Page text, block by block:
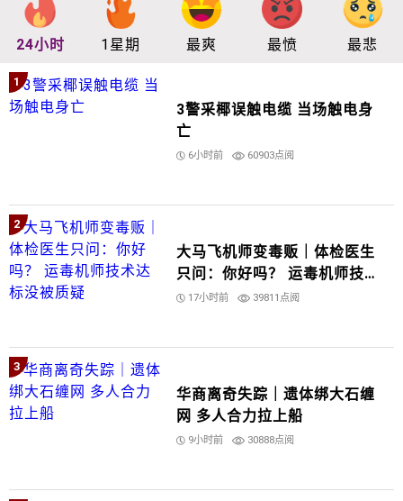
24小时 1星期 最爽 最愤 最悲
1
3警采椰误触电缆 当场触电身
亡
6小时前 60903点阅
2
大马飞机师变毒贩｜体检医生
只问：你好吗？ 运毒机师技术
达标没被质疑
17小时前 39811点阅
3
华商离奇失踪｜遗体绑大石缠
网 多人合力拉上船
9小时前 30888点阅